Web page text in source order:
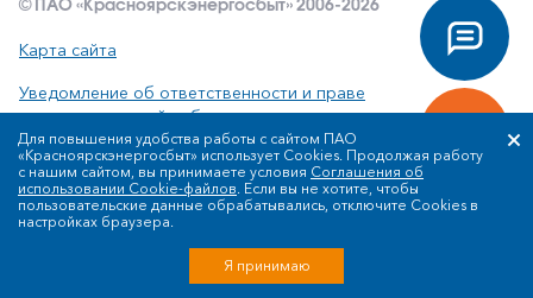
© ПАО «Красноярскэнергосбыт» 2006-2026
Карта сайта
Уведомление об ответственности и праве
интеллектуальной собственности
Политика ПАО «Красноярскэнергосбыт» в отношении
обработки персональных данных
Для повышения удобства работы с сайтом ПАО
«Красноярскэнергосбыт» использует Cookies. Продолжая работу
с нашим сайтом, вы принимаете условия Соглашения об
использовании Cookie-файлов. Если вы не хотите, чтобы
пользовательские данные обрабатывались, отключите Cookies в
настройках браузера.
Я принимаю